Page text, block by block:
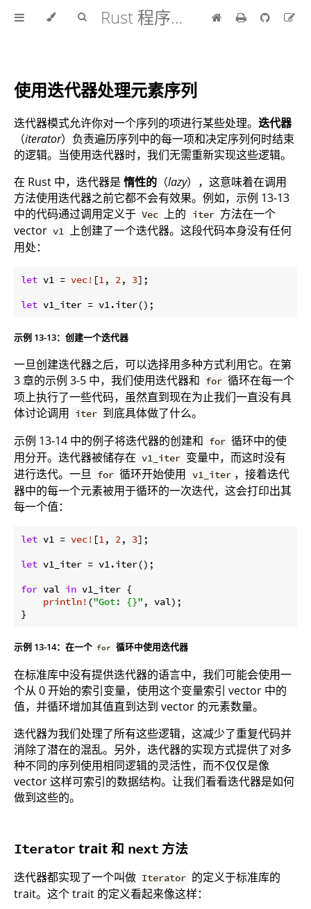
Rust 程序设计语言 中文版
使用迭代器处理元素序列
迭代器模式允许你对一个序列的项进行某些处理。 迭代器
（iterator）负责遍历序列中的每一项和决定序列何时结束
的逻辑。当使用迭代器时，我们无需重新实现这些逻辑。
在 Rust 中，迭代器是 惰性的 （lazy），这意味着在调用
方法使用迭代器之前它都不会有效果。例如，示例 13-13
中的代码通过调用定义于 Vec 上的 iter 方法在一个
vector v1 上创建了一个迭代器。这段代码本身没有任何
用处：
let v1 = vec! [1, 2, 3];
let
示例 13-13：创建一个迭代器
一旦创建迭代器之后，可以选择用多种方式利用它。在第
3 章的示例 3-5 中，我们使用迭代器和 for 循环在每一个
项上执行了一些代码，虽然直到现在为止我们一直没有具
体讨论调用 iter 到底具体做了什么。
示例 13-14 中的例子将迭代器的创建和 for 循环中的使
用分开。迭代器被储存在 v1_iter 变量中，而这时没有
进行迭代。一旦 for 循环开始使用 v1_iter ，接着迭代
器中的每一个元素被用于循环的一次迭代，这会打印出其
每一个值：
let v1 = vec! [1, 2, 3];
let v1_iter = v1.iter();
for val in v1_iter {
println! ("Got: {}" , val);
示例 13-14：在一个 for 循环中使用迭代器
在标准库中没有提供迭代器的语言中，我们可能会使用一
个从 0 开始的索引变量，使用这个变量索引 vector 中的
值，并循环增加其值直到达到 vector 的元素数量。
迭代器为我们处理了所有这些逻辑，这减少了重复代码并
消除了潜在的混乱。另外，迭代器的实现方式提供了对多
种不同的序列使用相同逻辑的灵活性，而不仅仅是像
vector 这样可索引的数据结构。让我们看看迭代器是如何
做到这些的。
Iterator trait 和 next 方法
迭代器都实现了一个叫做 Iterator 的定义于标准库的
trait。这个 trait 的定义看起来像这样：